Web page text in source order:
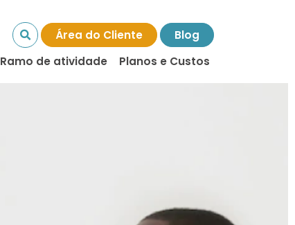
Área do Cliente
Blog
Ramo de atividade Planos e Custos